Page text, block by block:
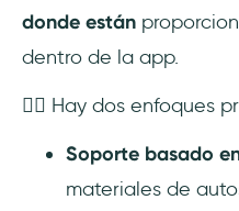
donde están
dentro de la app.
👉🏻 Hay dos enfoques
Soporte basado
materiales de